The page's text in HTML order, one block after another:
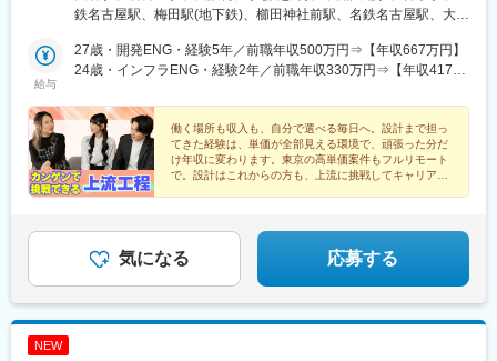
屋オフィス…愛知・三重など■大阪オフィス…大阪・兵庫・京都な
ている方は仲介手数料の最大全額を当社が負担！※規定あり＜
POINT＞不動産紹介支援あり ￣V￣￣￣￣￣￣￣￣￣￣￣￣￣ 引
定あり ＼当社のリアルが見られる！／ SNSでさまざまな情報発信
をしています。肉声でカンゲンの中身をお届け！ポッドキャスト
はこちら↓https://x.gd/GZtHS 話題の広報永峰のXはこちら↓
https://x.com/kangen_koho
鉄名古屋駅、梅田駅(地下鉄)、櫛田神社前駅、名鉄名古屋駅、大阪
給与
27歳・開発ENG・経験5年／前職年収500万円⇒【年収667万円】
24歳・インフラENG・経験2年／前職年収330万円⇒【年収417万
働く場所も収入も、自分で選べる毎日へ。設計まで担っ
てきた経験は、単価が全部見える環境で、頑張った分だ
け年収に変わります。東京の高単価案件もフルリモート
で。設計はこれからの方も、上流に挑戦してキャリアを
気になる 応募する
NEW